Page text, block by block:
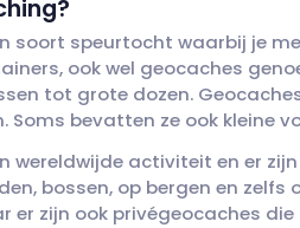
soort speurtocht waarbij je
ook wel geocaches
tot grote dozen.
Soms bevatten ze ook kleine
wereldwijde activiteit en er
bossen, op bergen en
er zijn ook privégeocaches